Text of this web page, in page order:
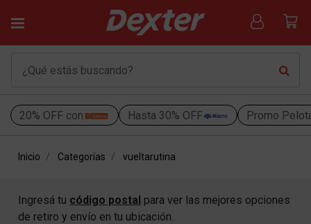
20% OFF con Hasta 30% OFF Promo
Inicio Categorías vueltarutina
Ingresá tu código postal para ver las mejores opciones
de retiro y envío en tu ubicación.